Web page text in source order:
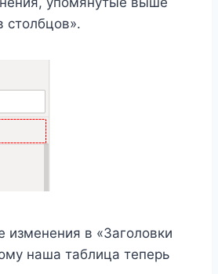
столбцов».
в «Заголовки
наша таблица теперь